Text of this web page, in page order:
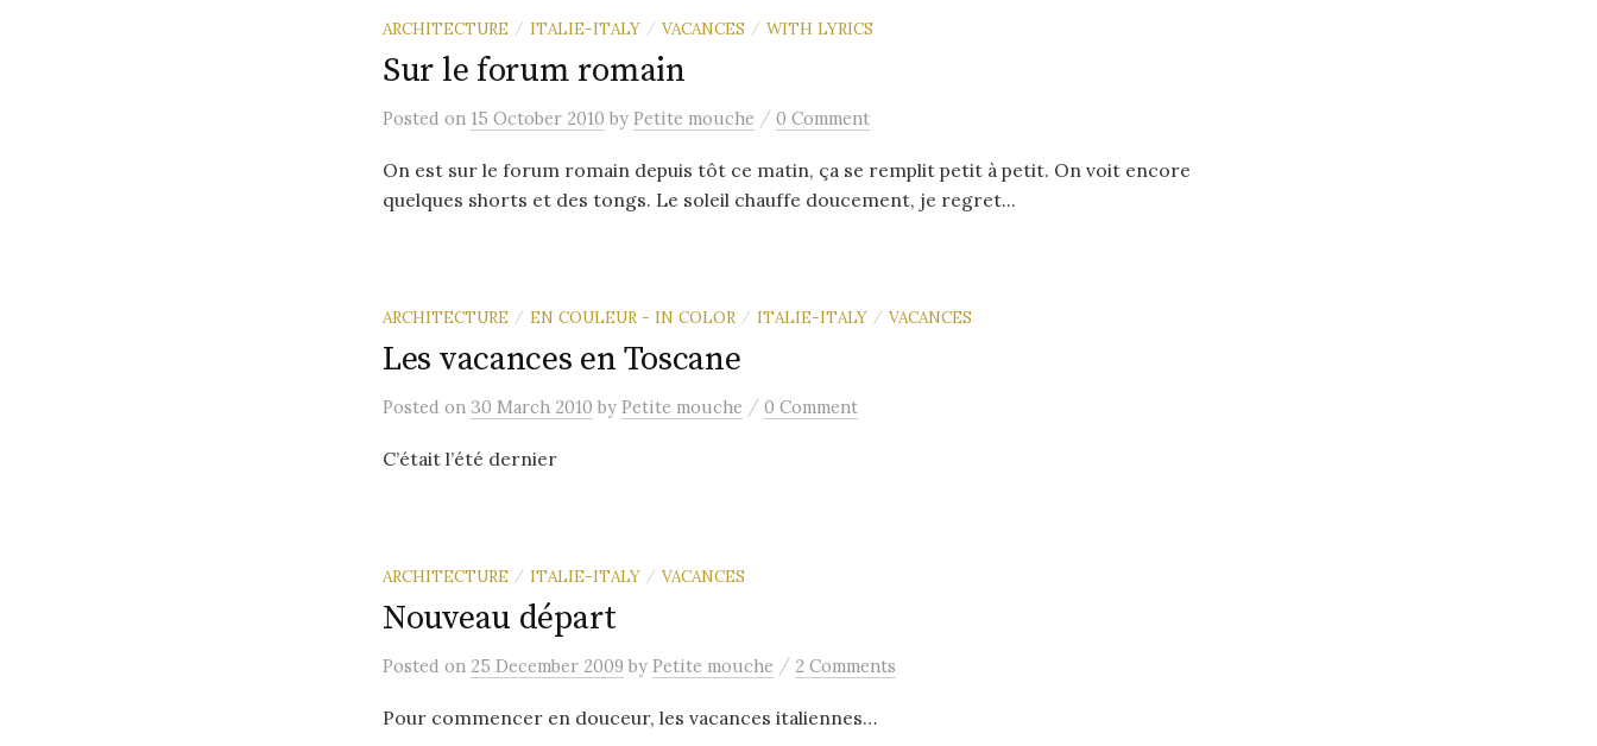
ARCHITECTURE / ITALIE-ITALY / VACANCES / WITH LYRICS
Sur le forum romain
Posted on 15 October 2010 by Petite mouche / 0 Comment
On est sur le forum romain depuis tôt ce matin, ça se remplit petit à petit. On voit encore
quelques shorts et des tongs. Le soleil chauffe doucement, je regret...
ARCHITECTURE / EN COULEUR - IN COLOR / ITALIE-ITALY / VACANCES
Les vacances en Toscane
Posted on 30 March 2010 by Petite mouche / 0 Comment
C’était l’été dernier
ARCHITECTURE / ITALIE-ITALY / VACANCES
Nouveau départ
Posted on 25 December 2009 by Petite mouche / 2 Comments
Pour commencer en douceur, les vacances italiennes…